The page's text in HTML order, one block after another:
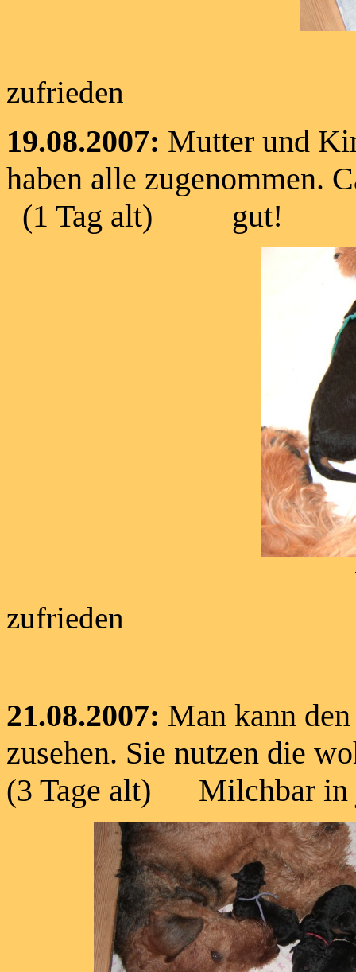
zufrieden
19.08.2007: Mutter und
haben alle zugenommen.
(1 Tag alt) gut!
Welpen, 1
zufrieden
21.08.2007: Man kann
zusehen. Sie nutzen die
(3 Tage alt) Milchbar in